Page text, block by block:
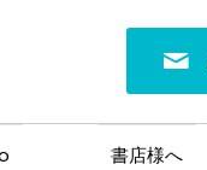
書店様へ